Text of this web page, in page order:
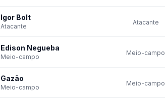
Igor Bolt
Atacante
Atacante
Edison Negueba
Meio-campo
Meio-campo
Gazão
Meio-campo
Meio-campo